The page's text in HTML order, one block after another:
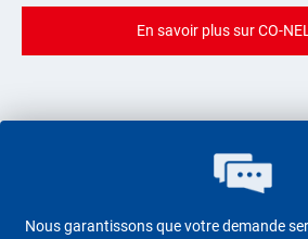
En savoir plus sur CO-
Nous garantissons que votre demande